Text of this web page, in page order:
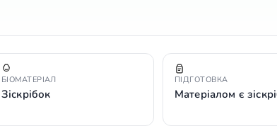
БІОМАТЕРІАЛ
Зіскрібок
ПІДГОТОВКА
Матеріалом є